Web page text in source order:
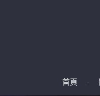
首頁